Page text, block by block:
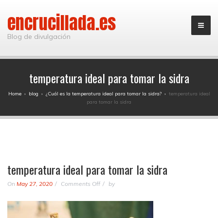
encrucillada.es
Blog de divulgación
temperatura ideal para tomar la sidra
Home› blog › ¿Cuál es la temperatura ideal para tomar la sidra?› temperatura ideal
para tomar la sidra
temperatura ideal para tomar la sidra
On May 27, 2020 Comments Offon
ideal
by